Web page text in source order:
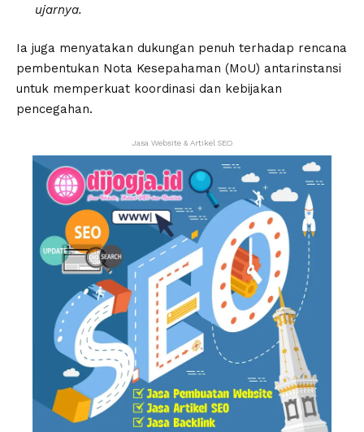
ujarnya.
Ia juga menyatakan dukungan penuh terhadap rencana
pembentukan Nota Kesepahaman (MoU) antarinstansi
untuk memperkuat koordinasi dan kebijakan
pencegahan.
Jasa Website & Artikel SEO